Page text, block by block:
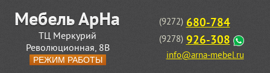
ТЦ Меркурий
Революционная, 8В
РЕЖИМ РАБОТЫ
(9272) 680-784
(9278) 926-308
info@arna-mebel.ru